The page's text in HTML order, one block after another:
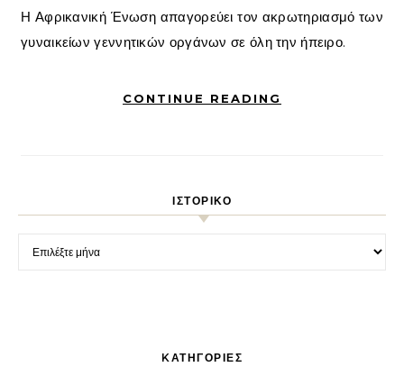
Η Αφρικανική Ένωση απαγορεύει τον ακρωτηριασμό των
γυναικείων γεννητικών οργάνων σε όλη την ήπειρο.
CONTINUE READING
ΙΣΤΟΡΙΚΌ
Ιστορικό
KΑΤΗΓΟΡΊΕΣ